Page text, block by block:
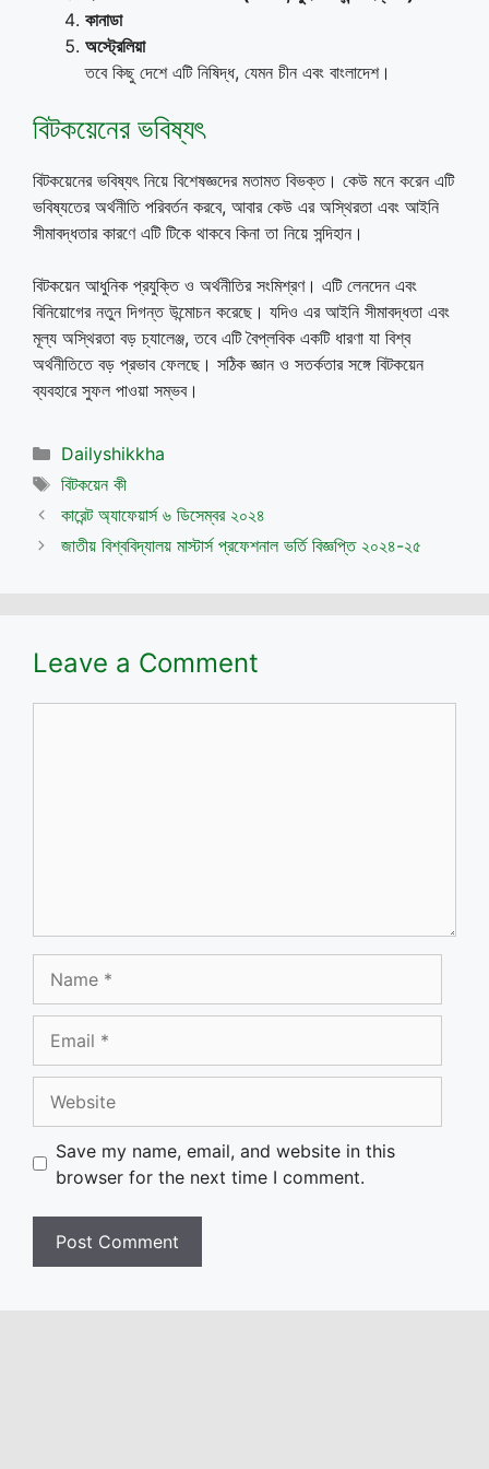
কানাডা
অস্ট্রেলিয়া
তবে কিছু দেশে এটি নিষিদ্ধ, যেমন চীন এবং বাংলাদেশ।
বিটকয়েনের ভবিষ্যৎ
বিটকয়েনের ভবিষ্যৎ নিয়ে বিশেষজ্ঞদের মতামত বিভক্ত। কেউ মনে করেন এটি
ভবিষ্যতের অর্থনীতি পরিবর্তন করবে, আবার কেউ এর অস্থিরতা এবং আইনি
সীমাবদ্ধতার কারণে এটি টিকে থাকবে কিনা তা নিয়ে সন্দিহান।
বিটকয়েন আধুনিক প্রযুক্তি ও অর্থনীতির সংমিশ্রণ। এটি লেনদেন এবং
বিনিয়োগের নতুন দিগন্ত উন্মোচন করেছে। যদিও এর আইনি সীমাবদ্ধতা এবং
মূল্য অস্থিরতা বড় চ্যালেঞ্জ, তবে এটি বৈপ্লবিক একটি ধারণা যা বিশ্ব
অর্থনীতিতে বড় প্রভাব ফেলছে। সঠিক জ্ঞান ও সতর্কতার সঙ্গে বিটকয়েন
ব্যবহারে সুফল পাওয়া সম্ভব।
Categories
Dailyshikkha
Tags
বিটকয়েন কী
কারেন্ট অ্যাফেয়ার্স ৬ ডিসেম্বর ২০২৪
জাতীয় বিশ্ববিদ্যালয় মাস্টার্স প্রফেশনাল ভর্তি বিজ্ঞপ্তি ২০২৪-২৫
Leave a Comment
Save my name, email, and website in this
browser for the next time I comment.